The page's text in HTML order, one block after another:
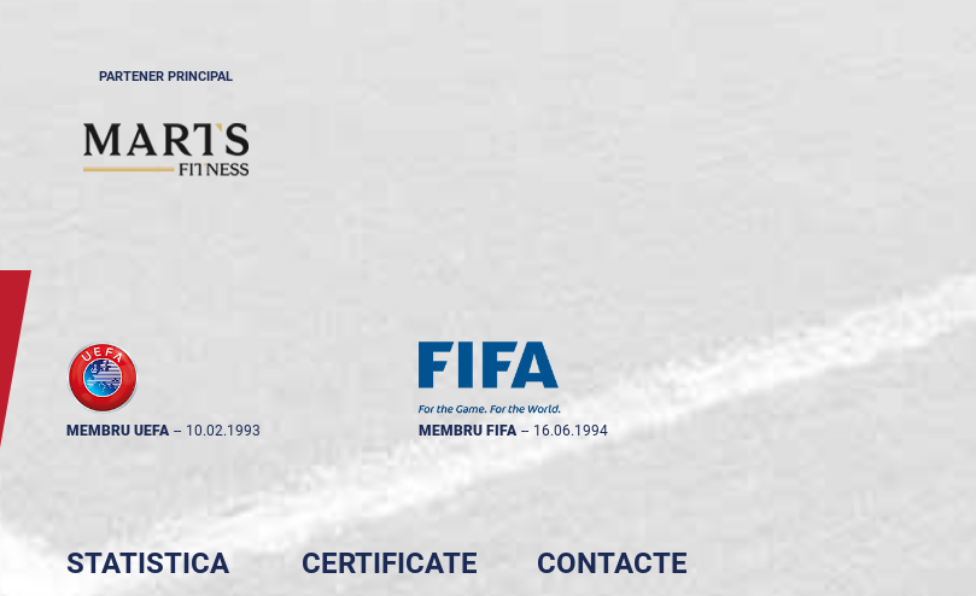
PARTENER PRINCIPAL
MEMBRU UEFA -- 10.02.1993 MEMBRU FIFA -- 16.06.1994
STATISTICA CERTIFICATE CONTACTE